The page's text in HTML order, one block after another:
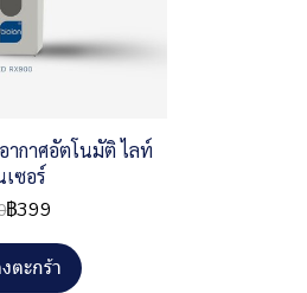
ากาศอัตโนมัติ ไลท์
เซอร์
฿399
ตะกร้า